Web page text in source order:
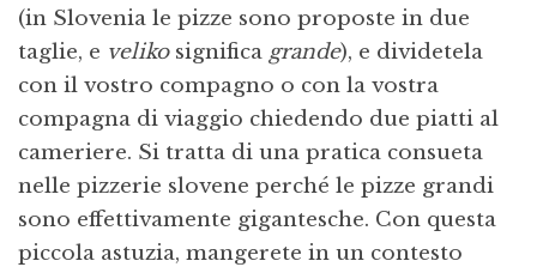
(in Slovenia le pizze sono proposte in due
taglie, e velikosignifica grande), e dividetela
con il vostro compagno o con la vostra
compagna di viaggio chiedendo due piatti al
cameriere. Si tratta di una pratica consueta
nelle pizzerie slovene perché le pizze grandi
sono effettivamente gigantesche. Con questa
piccola astuzia, mangerete in un contesto